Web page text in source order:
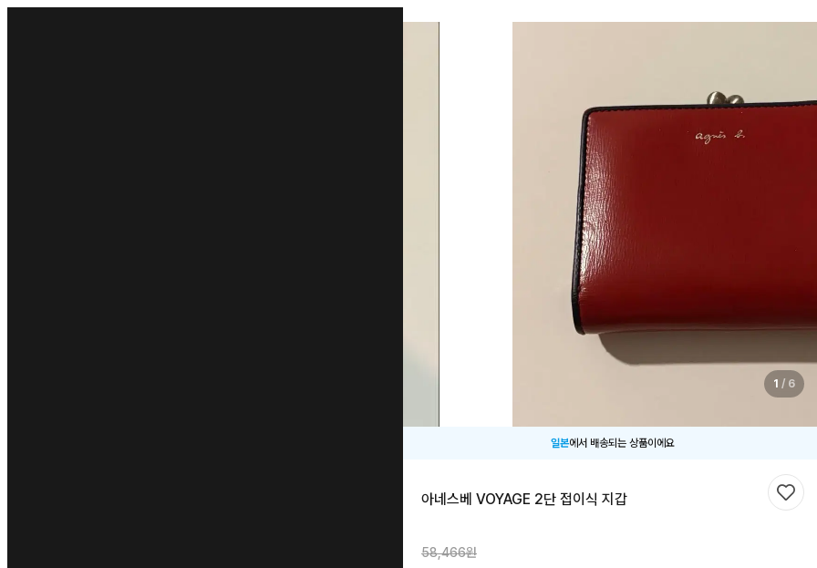
1 / 6
일본에서 배송되는 상품이에요
아네스베 VOYAGE 2단 접이식 지갑
58,466원
찜하